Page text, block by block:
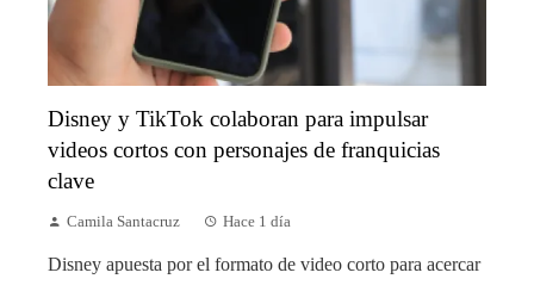
Disney y TikTok colaboran para impulsar
videos cortos con personajes de franquicias
clave
Camila Santacruz Hace 1 día
Disney apuesta por el formato de video corto para acercar